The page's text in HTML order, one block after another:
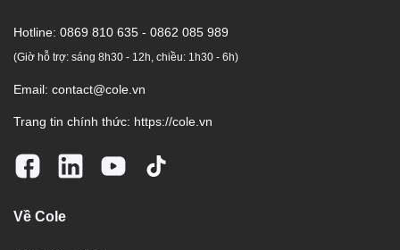
Hotline: 0869 810 635 - 0862 085 989
(Giờ hỗ trợ: sáng 8h30 - 12h, chiều: 1h30 - 6h)
Email: contact@cole.vn
Trang tin chính thức: https://cole.vn
Về Cole